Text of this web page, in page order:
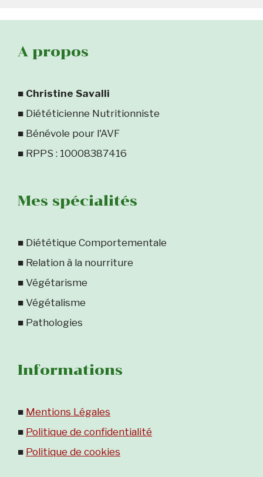
A propos
■ Christine Savalli
■ Diététicienne Nutritionniste
■ Bénévole pour l'AVF
■ RPPS : 10008387416
Mes spécialités
■ Diététique Comportementale
■ Relation à la nourriture
■ Végétarisme
■ Végétalisme
■ Pathologies
Informations
■ Mentions Légales
■ Politique de confidentialité
■ Politique de cookies